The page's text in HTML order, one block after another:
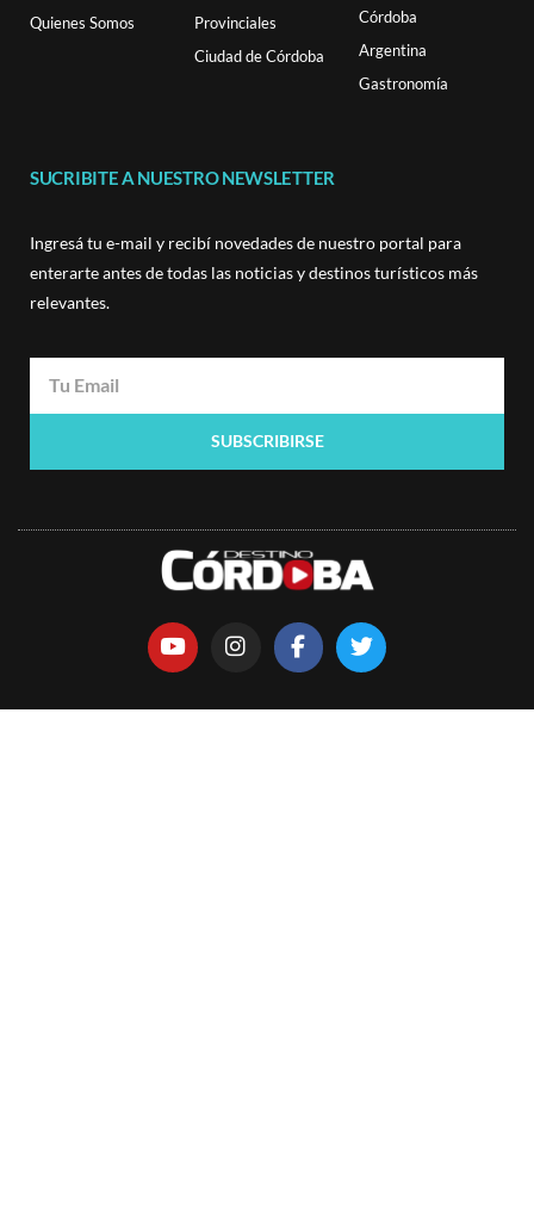
Quienes Somos
Provinciales
Ciudad de Córdoba
Córdoba
Argentina
Gastronomía
SUCRIBITE A NUESTRO NEWSLETTER
Ingresá tu e-mail y recibí novedades de nuestro portal para
enterarte antes de todas las noticias y destinos turísticos más
relevantes.
SUBSCRIBIRSE